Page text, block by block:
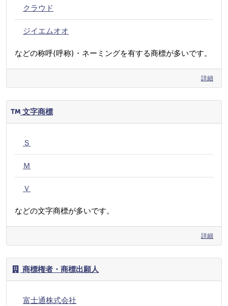
クラウド
ジイエムオオ
などの称呼(呼称)・ネーミングを有する商標が多いです。
詳細
文字商標
Ｓ
Ｍ
Ｖ
などの文字商標が多いです。
詳細
商標権者・商標出願人
富士通株式会社